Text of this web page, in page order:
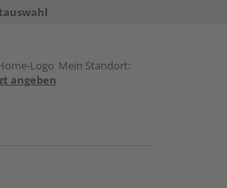
Mein Standort:
angeben